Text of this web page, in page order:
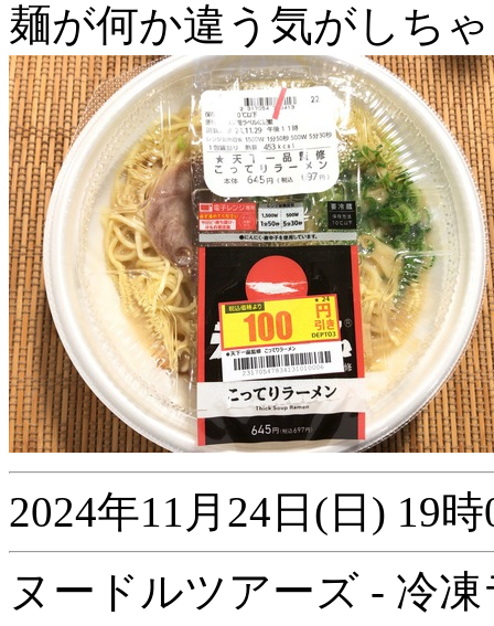
麺が何か違う気がしち
2024年11月24日(日) 19
ヌードルツアーズ - 冷